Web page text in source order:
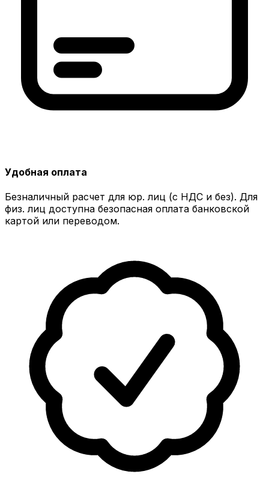
Удобная оплата
Безналичный расчет для юр. лиц (с НДС и без). Для
физ. лиц доступна безопасная оплата банковской
картой или переводом.